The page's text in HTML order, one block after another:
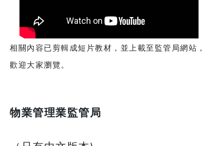
相關內容已剪輯成短片教材，並上載至監管局網站，
歡迎大家瀏覽。
物業管理業監管局